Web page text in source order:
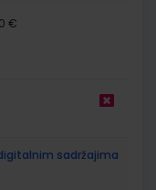
€
sadržajima